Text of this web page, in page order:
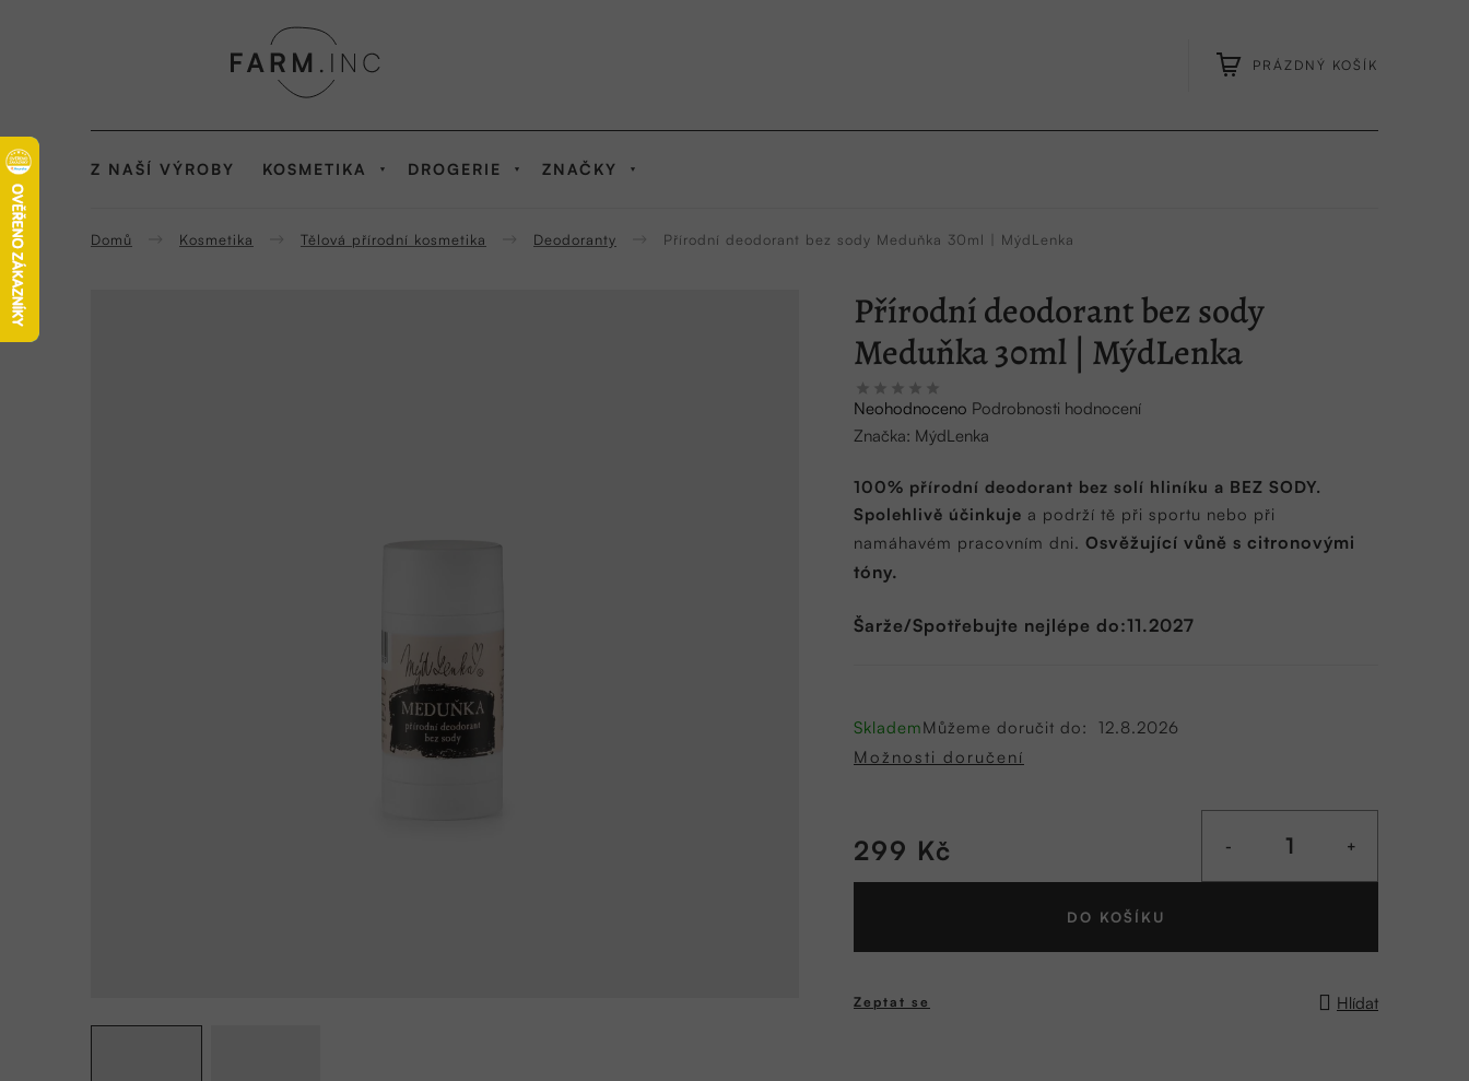
PRÁZDNÝ KOŠÍK
Z NAŠÍ VÝROBY KOSMETIKA DROGERIE ZNAČKY
Domů Kosmetika Tělová přírodní kosmetika Deodoranty Přírodní deodorant bez sody Meduňka 30ml | MýdLenka
Přírodní deodorant bez sody
Meduňka 30ml | MýdLenka
Průměrné
hodnocení
produktu
hvězdiček.
Neohodnoceno Podrobnosti hodnocení
Značka: MýdLenka
100% přírodní deodorant bez solí hliníku a BEZ SODY.
Spolehlivě účinkuje a podrží tě při sportu nebo při
namáhavém pracovním dni. Osvěžující vůně s citronovými
tóny.
Šarže/Spotřebujte nejlépe do:11.2027
SklademMůžeme doručit do:
12.8.2026
Možnosti doručení
299 Kč
DO KOŠÍKU
Zeptat se Hlídat